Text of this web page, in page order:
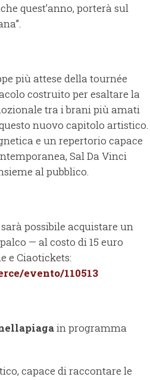
quest’anno, porterà sul
più attese della tournée
costruito per esaltare la
tra i brani più amati
nuovo capitolo artistico.
e un repertorio capace
Sal Da Vinci
al pubblico.
possibile acquistare un
— al costo di 15 euro
e Ciaotickets:
evento/110513
in programma
capace di raccontare le